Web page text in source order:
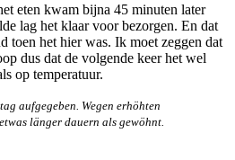
eten kwam bijna 45 minuten later
lag het klaar voor bezorgen. En dat
toen het hier was. Ik moet zeggen dat
dus dat de volgende keer het wel
op temperatuur.
aufgegeben. Wegen erhöhten
länger dauern als gewöhnt.